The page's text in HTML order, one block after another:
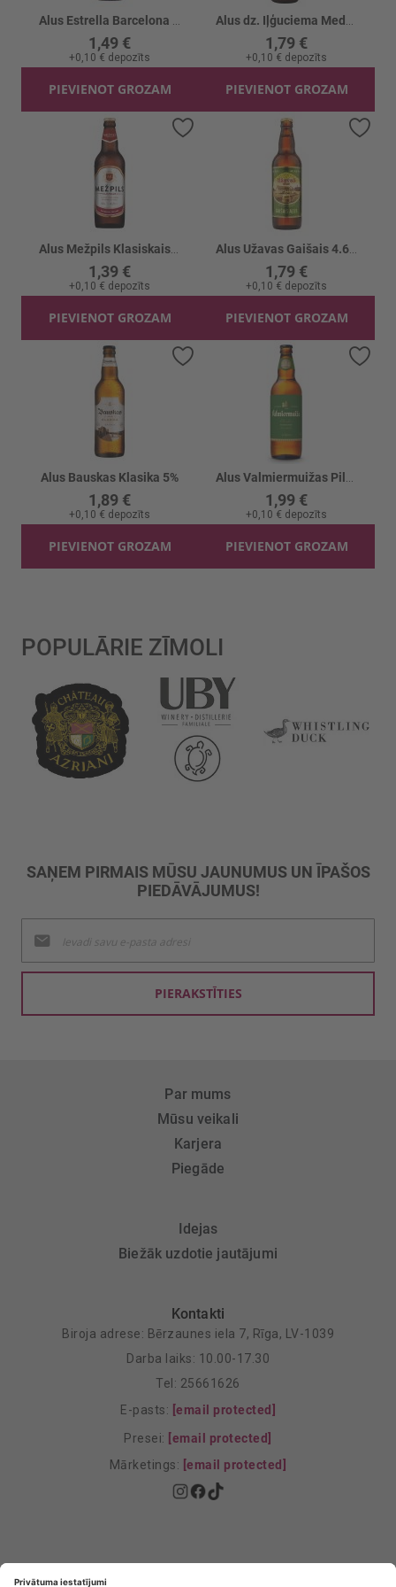
1,49 €
+0,10 € depozīts
PIEVIENOT GROZAM
1,79 €
+0,10 € depozīts
PIEVIENOT GROZAM
1,39 €
+0,10 € depozīts
PIEVIENOT GROZAM
Pievienot vēlmju sarakstam
1,79 €
+0,10 € depozīts
PIEVIENOT GROZAM
Alus Bauskas Klasika 5%
1,89 €
+0,10 € depozīts
PIEVIENOT GROZAM
Pievienot vēlmju sarakstam
1,99 €
+0,10 € depozīts
PIEVIENOT GROZAM
POPULĀRIE ZĪMOLI
SAŅEM PIRMAIS MŪSU JAUNUMUS UN ĪPAŠOS
PIEDĀVĀJUMUS!
jaunumu
saņemšanai:
PIERAKSTĪTIES
Par mums
Mūsu veikali
Karjera
Piegāde
Idejas
Biežāk uzdotie jautājumi
Kontakti
Biroja adrese: Bērzaunes iela 7, Rīga, LV-1039
Darba laiks: 10.00-17.30
Tel: 25661626
E-pasts: [email protected]
Presei: [email protected]
Mārketings: [email protected]